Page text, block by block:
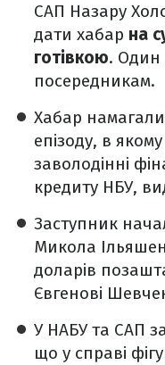
САП Назару
дати хабар на
готівкою. Один
посередникам.
Хабар
епізоду, в
заволодінні
кредиту НБУ,
Заступник
Микола
доларів
Євгенові
У НАБУ та САП
що у справі